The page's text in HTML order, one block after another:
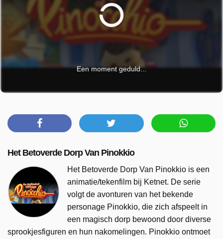
Een moment geduld...
Het Betoverde Dorp Van Pinokkio
Het Betoverde Dorp Van Pinokkio is een
animatie/tekenfilm bij Ketnet. De serie
volgt de avonturen van het bekende
personage Pinokkio, die zich afspeelt in
een magisch dorp bewoond door diverse
sprookjesfiguren en hun nakomelingen. Pinokkio ontmoet